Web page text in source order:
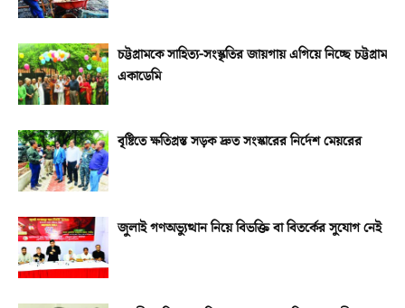
চট্টগ্রামকে সাহিত্য-সংস্কৃতির জায়গায় এগিয়ে নিচ্ছে চট্টগ্রাম
একাডেমি
বৃষ্টিতে ক্ষতিগ্রস্ত সড়ক দ্রুত সংস্কারের নির্দেশ মেয়রের
জুলাই গণঅভ্যুত্থান নিয়ে বিভক্তি বা বিতর্কের সুযোগ নেই